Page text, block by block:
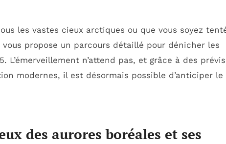
les vastes cieux arctiques ou que vous soyez
propose un parcours détaillé pour dénicher les
n’attend pas, et grâce à des
modernes, il est désormais possible d’anticiper le
des aurores boréales et ses